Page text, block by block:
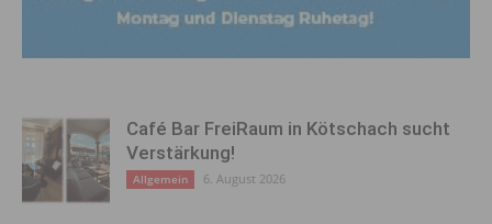
Café Bar FreiRaum in Kötschach sucht
Verstärkung!
Allgemein 6. August 2026